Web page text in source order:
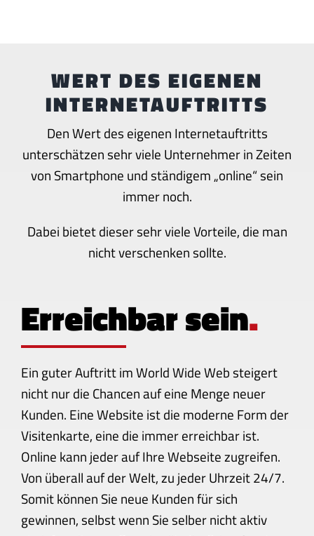
WERT DES EIGENEN
INTERNETAUFTRITTS
Den Wert des eigenen Internetauftritts
unterschätzen sehr viele Unternehmer in Zeiten
von Smartphone und ständigem „online“ sein
immer noch.
Dabei bietet dieser sehr viele Vorteile, die man
nicht verschenken sollte.
Erreichbar sein.
Ein guter Auftritt im World Wide Web steigert
nicht nur die Chancen auf eine Menge neuer
Kunden. Eine Website ist die moderne Form der
Visitenkarte, eine die immer erreichbar ist.
Online kann jeder auf Ihre Webseite zugreifen.
Von überall auf der Welt, zu jeder Uhrzeit 24/7.
Somit können Sie neue Kunden für sich
gewinnen, selbst wenn Sie selber nicht aktiv